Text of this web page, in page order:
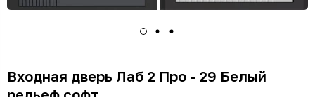
Входная дверь Лаб 2 Про - 29 Белый